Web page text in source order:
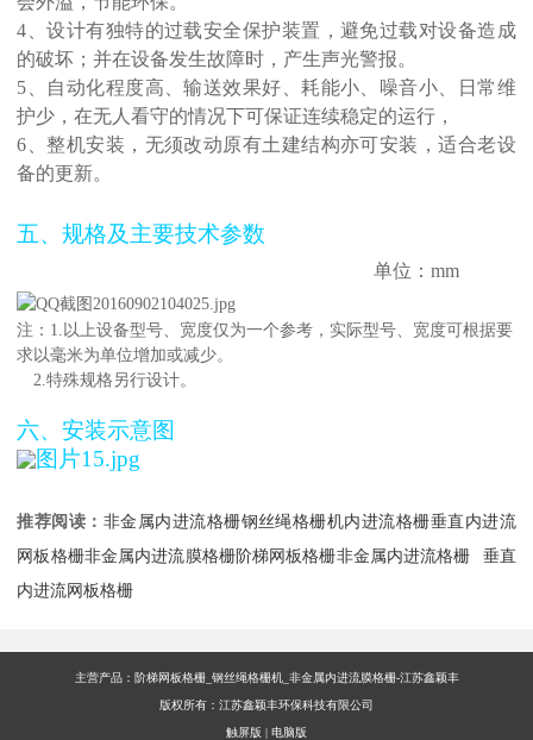
4、设计有独特的过载安全保护装置，避免过载对设备造成
的破坏；并在设备发生故障时，产生声光警报。
5、自动化程度高、输送效果好、耗能小、噪音小、日常维
护少，在无人看守的情况下可保证连续稳定的运行，
6、整机安装，无须改动原有土建结构亦可安装，适合老设
备的更新。
五、规格及主要技术参数
单位：mm
注：1.以上设备型号、宽度仅为一个参考，实际型号、宽度可根据要
求以毫米为单位增加或减少。
2.特殊规格另行设计。
六、安装示意图
推荐阅读： 非金属内进流格栅钢丝绳格栅机内进流格栅垂直内进流
网板格栅非金属内进流膜格栅阶梯网板格栅非金属内进流格栅
垂直
内进流网板格栅
主营产品：阶梯网板格栅_钢丝绳格栅机_非金属内进流膜格栅-江苏鑫颖丰
版权所有：江苏鑫颖丰环保科技有限公司
触屏版 | 电脑版